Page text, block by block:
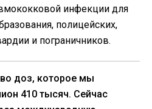
инфекции для
полицейских,
и пограничников.
доз, которое мы
410 тысяч. Сейчас